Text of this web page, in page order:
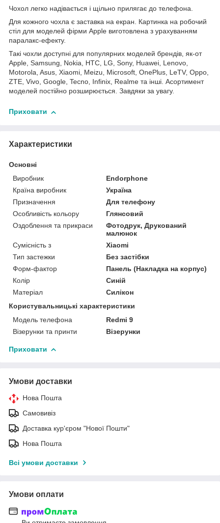
Чохол легко надівається і щільно прилягає до телефона.
Для кожного чохла є заставка на екран. Картинка на робочий
стіл для моделей фірми Apple виготовлена з урахуванням
паралакс-ефекту.
Такі чохли доступні для популярних моделей брендів, як-от
Apple, Samsung, Nokia, HTC, LG, Sony, Huawei, Lenovo,
Motorola, Asus, Xiaomi, Meizu, Microsoft, OnePlus, LeTV, Oppo,
ZTE, Vivo, Google, Tecno, Infinix, Realme та інші. Асортимент
моделей постійно розширюється. Завдяки за увагу.
Приховати
Характеристики
Основні
Виробник
Endorphone
Країна виробник
Україна
Призначення
Для телефону
Особливість кольору
Глянсовий
Оздоблення та прикраси
Фотодрук, Друкований
малюнок
Сумісність з
Xiaomi
Тип застежки
Без застібки
Форм-фактор
Панель (Накладка на корпус)
Колір
Синій
Матеріал
Силікон
Користувальницькі характеристики
Модель телефона
Redmi 9
Візерунки та принти
Візерунки
Приховати
Умови доставки
Нова Пошта
Самовивіз
Доставка кур'єром "Нової Пошти"
Нова Пошта
Всі умови доставки
Умови оплати